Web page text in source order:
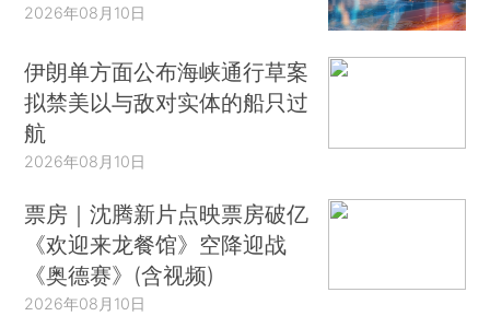
2026年08月10日
伊朗单方面公布海峡通行草案
拟禁美以与敌对实体的船只过
航
2026年08月10日
票房｜沈腾新片点映票房破亿
《欢迎来龙餐馆》空降迎战
《奥德赛》(含视频)
2026年08月10日